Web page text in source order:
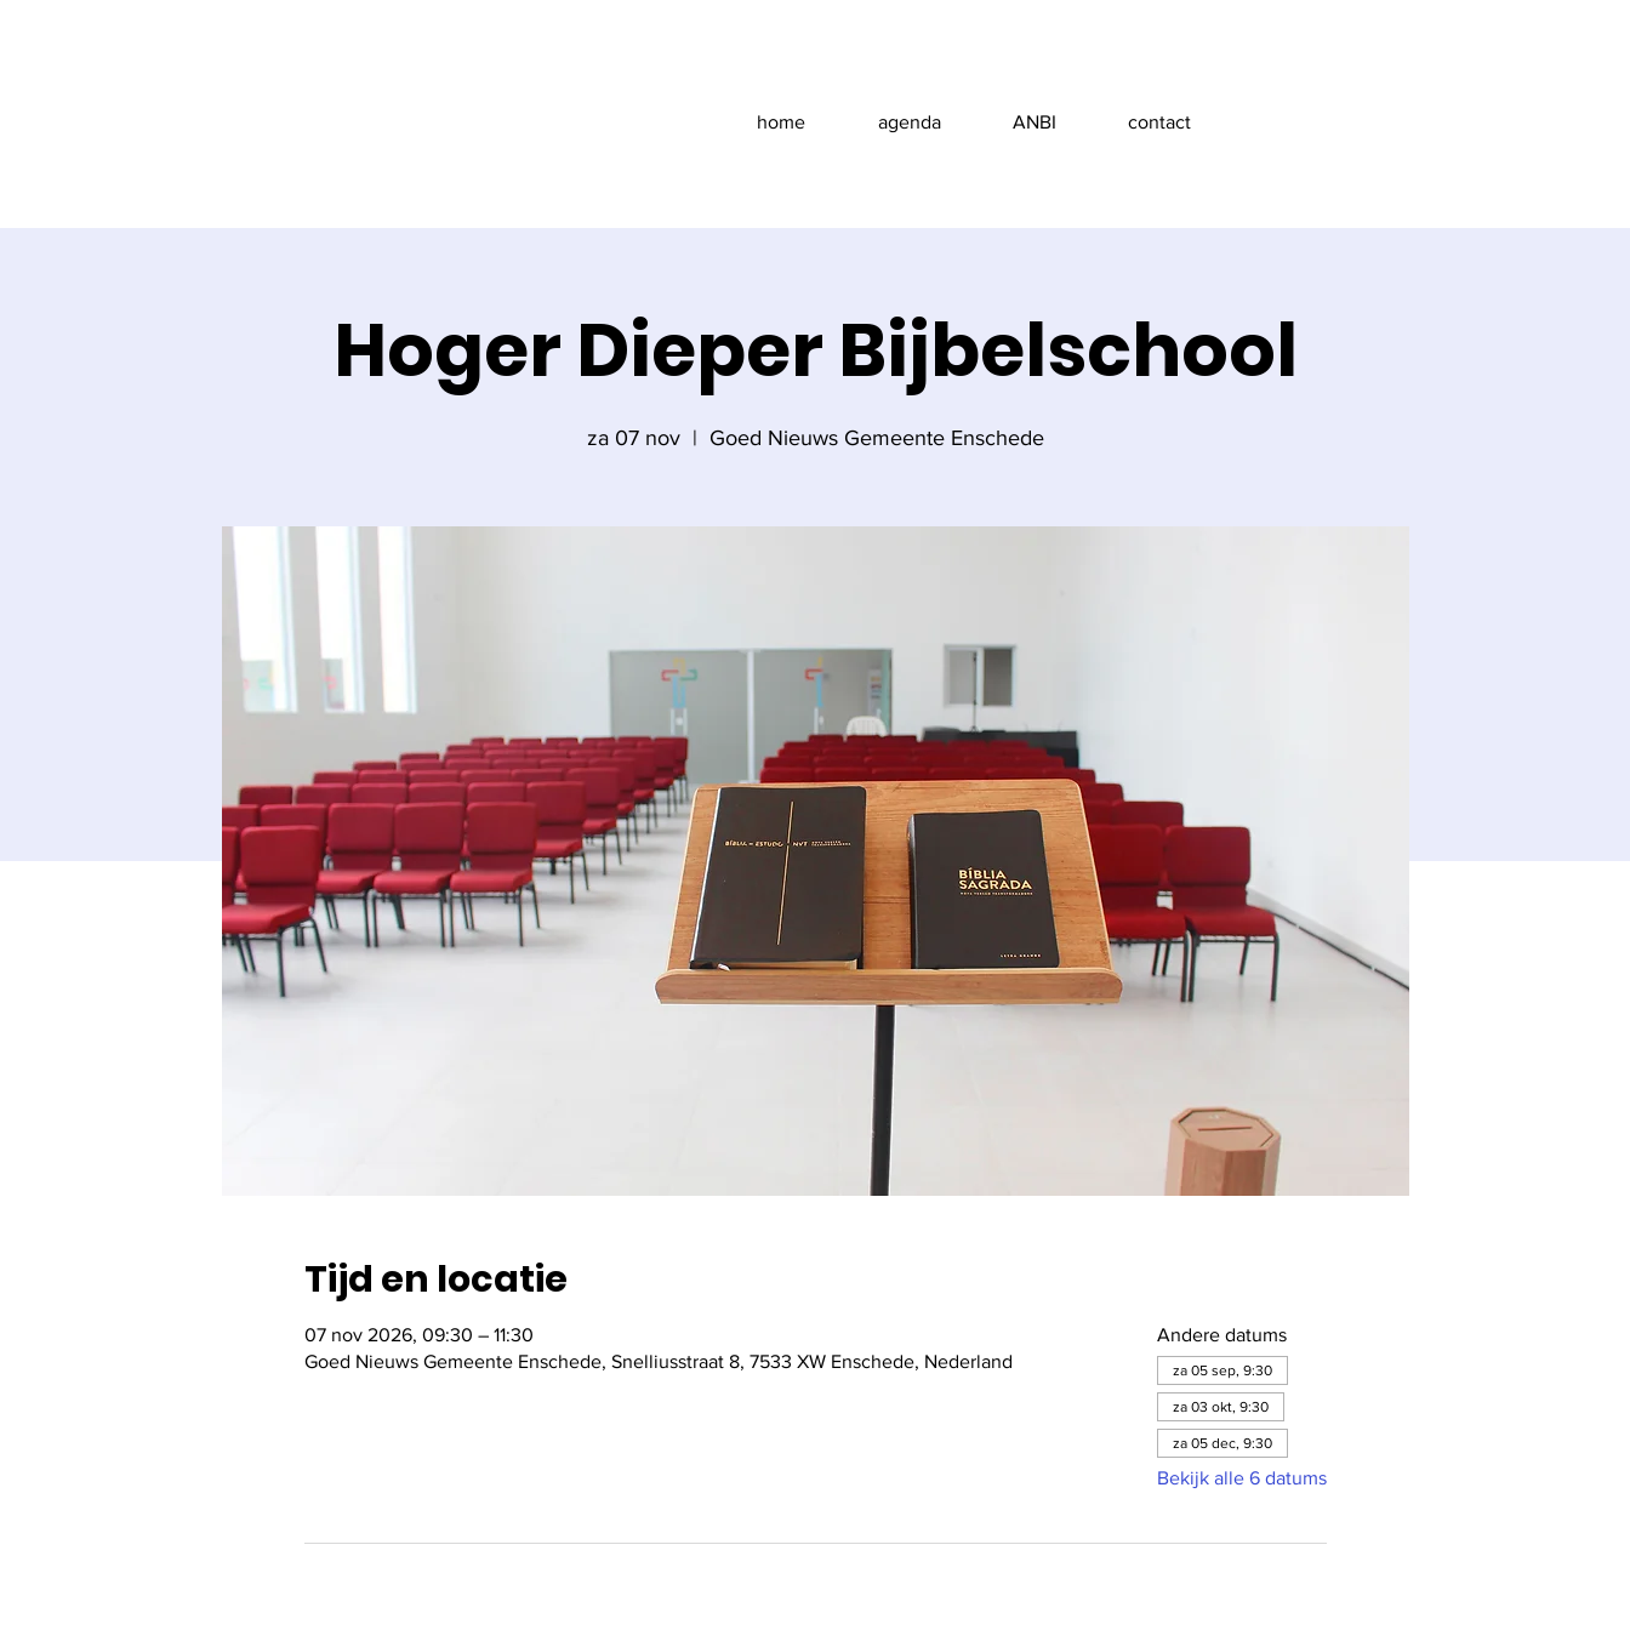
home agenda ANBI contact
Hoger Dieper Bijbelschool
za 07 nov
  |
Goed Nieuws Gemeente Enschede
Tijd en locatie
07 nov 2026, 09:30 – 11:30
Goed Nieuws Gemeente Enschede, Snelliusstraat 8, 7533 XW Enschede, Nederland
Andere datums
za 05 sep, 9:30
za 03 okt, 9:30
za 05 dec, 9:30
Bekijk alle 6 datums